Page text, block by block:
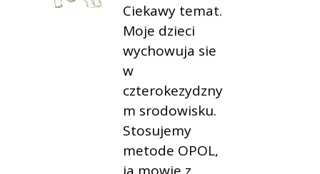
Ciekawy temat.
Moje dzieci
wychowuja sie
w
czterokezydzny
m srodowisku.
Stosujemy
metode OPOL,